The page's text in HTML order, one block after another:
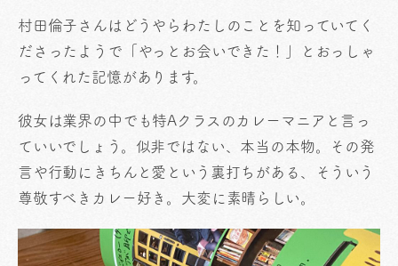
村田倫子さんはどうやらわたしのことを知っていてく
ださったようで「やっとお会いできた！」とおっしゃ
ってくれた記憶があります。
彼女は業界の中でも特Aクラスのカレーマニアと言っ
ていいでしょう。似非ではない、本当の本物。その発
言や行動にきちんと愛という裏打ちがある、そういう
尊敬すべきカレー好き。大変に素晴らしい。